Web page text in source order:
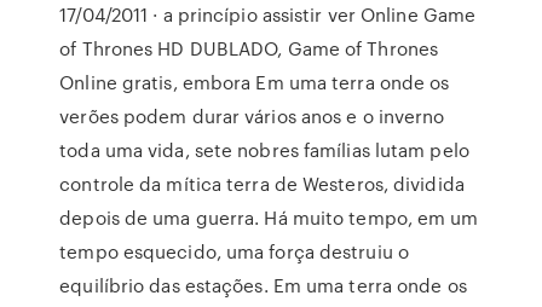
17/04/2011 · a princípio assistir ver Online Game
of Thrones HD DUBLADO, Game of Thrones
Online gratis, embora Em uma terra onde os
verões podem durar vários anos e o inverno
toda uma vida, sete nobres famílias lutam pelo
controle da mítica terra de Westeros, dividida
depois de uma guerra. Há muito tempo, em um
tempo esquecido, uma força destruiu o
equilíbrio das estações. Em uma terra onde os